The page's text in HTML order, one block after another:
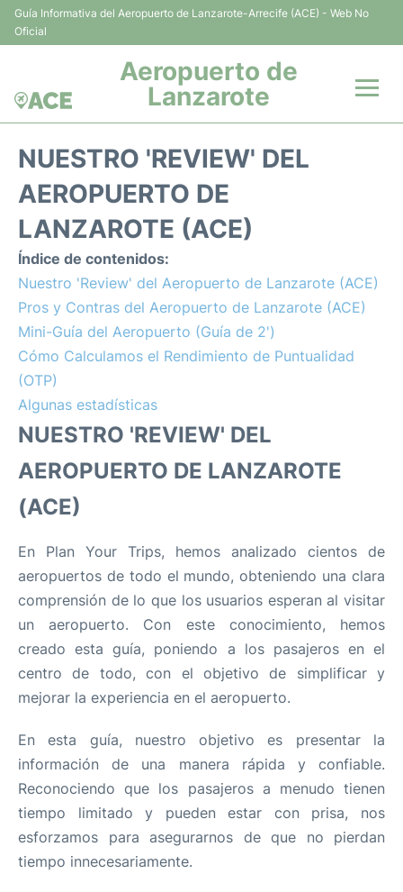
Guía Informativa del Aeropuerto de Lanzarote-Arrecife (ACE) - Web No
Oficial
Aeropuerto de
Lanzarote
Terminales
Parking
Transporte +
Alquiler Coches
es en
NUESTRO 'REVIEW' DEL
AEROPUERTO DE
LANZAROTE (ACE)
Índice de contenidos:
Nuestro 'Review' del Aeropuerto de Lanzarote (ACE)
Pros y Contras del Aeropuerto de Lanzarote (ACE)
Mini-Guía del Aeropuerto (Guía de 2')
Cómo Calculamos el Rendimiento de Puntualidad
(OTP)
Algunas estadísticas
NUESTRO 'REVIEW' DEL
AEROPUERTO DE LANZAROTE
(ACE)
En Plan Your Trips, hemos analizado cientos de
aeropuertos de todo el mundo, obteniendo una clara
comprensión de lo que los usuarios esperan al visitar
un aeropuerto. Con este conocimiento, hemos
creado esta guía, poniendo a los pasajeros en el
centro de todo, con el objetivo de simplificar y
mejorar la experiencia en el aeropuerto.
En esta guía, nuestro objetivo es presentar la
información de una manera rápida y confiable.
Reconociendo que los pasajeros a menudo tienen
tiempo limitado y pueden estar con prisa, nos
esforzamos para asegurarnos de que no pierdan
tiempo innecesariamente.